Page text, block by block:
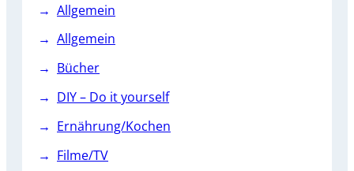
Allgemein
Allgemein
Bücher
DIY – Do it yourself
Ernährung/Kochen
Filme/TV